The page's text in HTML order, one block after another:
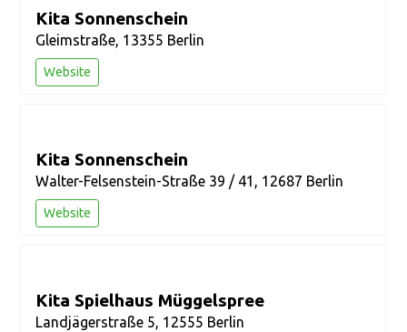
Kita Sonnenschein
Gleimstraße, 13355 Berlin
Website
Kita Sonnenschein
Walter-Felsenstein-Straße 39 / 41, 12687 Berlin
Website
Kita Spielhaus Müggelspree
Landjägerstraße 5, 12555 Berlin